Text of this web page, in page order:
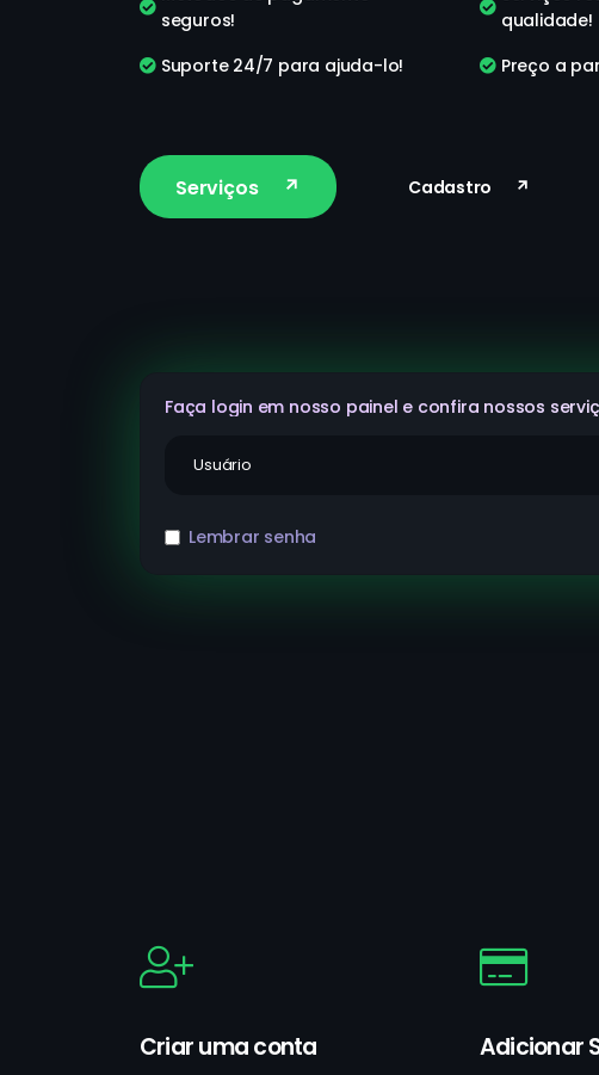
seguros!
Suporte 24/7 para ajuda-lo!
qualidade!
Preço a
Serviços Cadastro
Faça login em nosso painel e confira nossos
Lembrar senha
Criar uma conta Adicionar